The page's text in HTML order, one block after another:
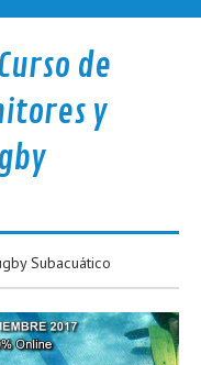
de
y
Subacuático